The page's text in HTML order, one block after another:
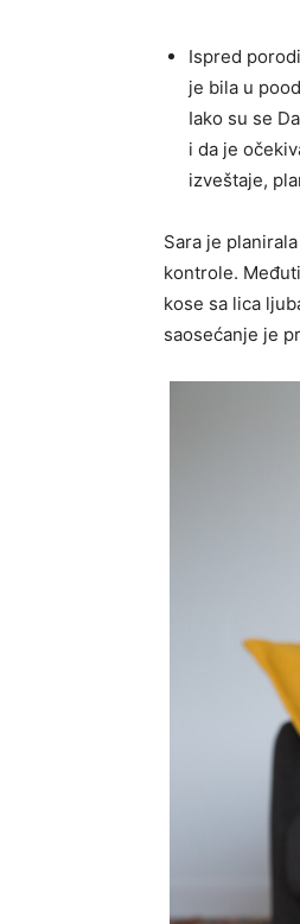
Ispred
je bila u
Iako su se
i da je
izveštaje,
Sara je
kontrole.
kose sa lica
saosećanje je